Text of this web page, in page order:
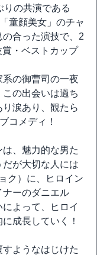
りの共演である
童顔美女」のチャ
合った演技で、2
・ベストカップ
の御曹司の一夜
の出会いは過ち
涙あり、観たら
コメディ！
、魅力的な男た
が大切な人には
ク）に、ヒロイン
ナーのダニエル
によって、ヒロイ
成長していく！
ようなはじけた